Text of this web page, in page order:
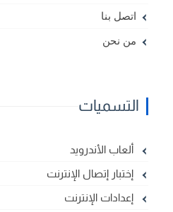
اتصل بنا
من نحن
التسميات
ألعاب الأندرويد
إختبار إتصال الإنترنت
إعدادات الإنترنت